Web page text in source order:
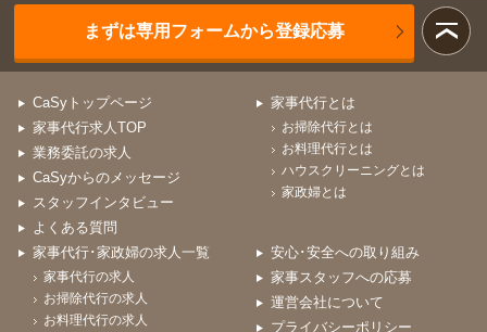
まずは専用フォームから登録応募
CaSyトップページ
家事代行求人TOP
業務委託の求人
CaSyからのメッセージ
スタッフインタビュー
よくある質問
家事代行とは
お掃除代行とは
お料理代行とは
ハウスクリーニングとは
家政婦とは
家事代行･家政婦の求人一覧
家事代行の求人
お掃除代行の求人
お料理代行の求人
安心･安全への取り組み
家事スタッフへの応募
運営会社について
プライバシーポリシー